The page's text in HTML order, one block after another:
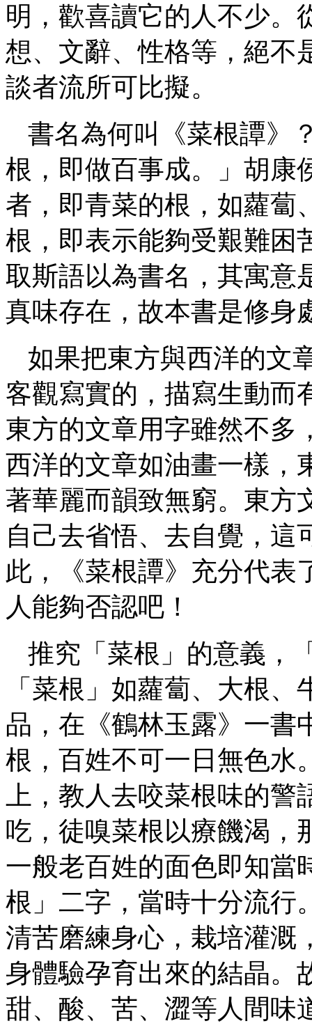
明，歡喜讀它的人不少。
想、文辭、性格等，絕不
談者流所可比擬。
書名為何叫《菜根譚》
根，即做百事成。」胡康
者，即青菜的根，如蘿蔔
根，即表示能夠受艱難困
取斯語以為書名，其寓意
真味存在，故本書是修身
如果把東方與西洋的文
客觀寫實的，描寫生動而
東方的文章用字雖然不多
西洋的文章如油畫一樣，
著華麗而韻致無窮。東方
自己去省悟、去自覺，這
此，《菜根譚》充分代表
人能夠否認吧！
推究「菜根」的意義，
「菜根」如蘿蔔、大根
品，在《鶴林玉露》一書
根，百姓不可一日無色水
上，教人去咬菜根味的
吃，徒嗅菜根以療饑渴，
一般老百姓的面色即知當
根」二字，當時十分流行
清苦磨練身心，栽培灌溉
身體驗孕育出來的結晶。
甜、酸、苦、澀等人間味